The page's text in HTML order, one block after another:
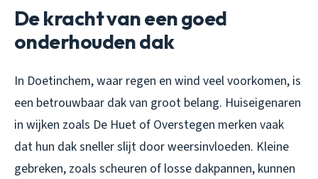
De kracht van een goed
onderhouden dak
In Doetinchem, waar regen en wind veel voorkomen, is
een betrouwbaar dak van groot belang. Huiseigenaren
in wijken zoals De Huet of Overstegen merken vaak
dat hun dak sneller slijt door weersinvloeden. Kleine
gebreken, zoals scheuren of losse dakpannen, kunnen